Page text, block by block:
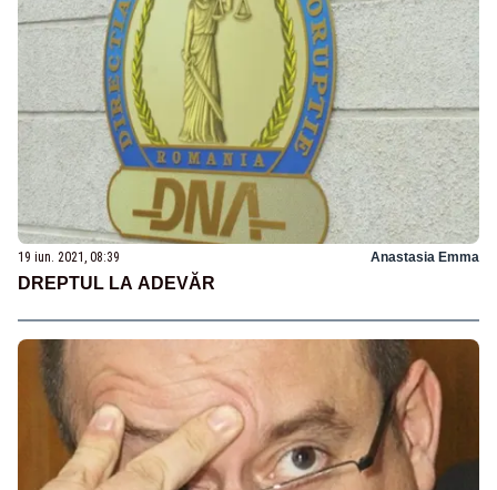
19 iun. 2021, 08:39 Anastasia Emma
DREPTUL LA ADEVĂR